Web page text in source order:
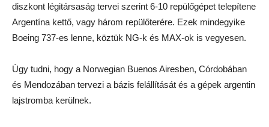
diszkont légitársaság tervei szerint 6-10 repülőgépet telepítene
Argentína kettő, vagy három repülőterére. Ezek mindegyike
Boeing 737-es lenne, köztük NG-k és MAX-ok is vegyesen.
Úgy tudni, hogy a Norwegian Buenos Airesben, Córdobában
és Mendozában tervezi a bázis felállítását és a gépek argentin
lajstromba kerülnek.